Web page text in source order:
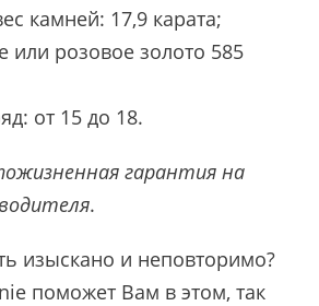
камней: 17,9 карата;
или розовое золото 585
от 15 до 18.
гарантия на
.
изыскано и неповторимо?
поможет Вам в этом, так